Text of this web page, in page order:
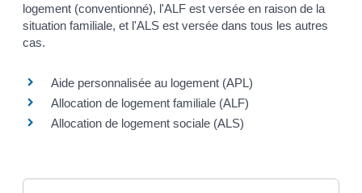
logement (conventionné), l'ALF est versée en raison de la
situation familiale, et l'ALS est versée dans tous les autres
cas.
Aide personnalisée au logement (APL)
Allocation de logement familiale (ALF)
Allocation de logement sociale (ALS)